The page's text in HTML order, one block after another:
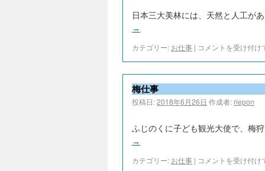
日本三大美林には、天然と人工が
→
カテゴリー: お仕事 | コメントを受け付け
梅仕事
投稿日:2018年6月26日 作成者: riepon
ふじのくに子ども観光大使で、梅
→
カテゴリー: お仕事 | コメントを受け付け